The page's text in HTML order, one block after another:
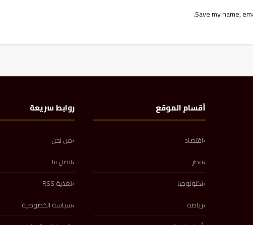
Save my name,
أقسام الموقع
اقتصاد
قطر
تكنولوجيا
رياضة
روابط سريعة
من نحن
اتصل بنا
تغذية RSS
سياسة الخصوصية